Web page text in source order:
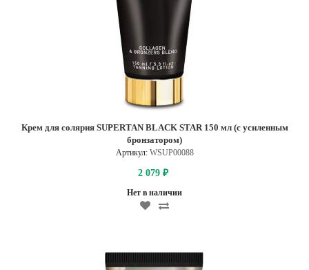
Крем для солярия SUPERTAN BLACK STAR 150 мл (с усиленным
бронзатором)
Артикул: WSUP00088
2 079 ₽
Нет в наличии